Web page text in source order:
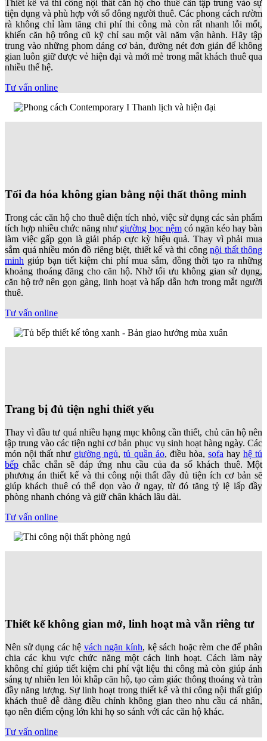
Thiết kế và thi công nội thất căn hộ cho thuê cần tập trung vào sự
tiện dụng và phù hợp với số đông người thuê. Các phong cách rườm
rà không chỉ làm tăng chi phí thi công mà còn rất nhanh lỗi mốt,
khiến căn hộ trông cũ kỹ chỉ sau một vài năm vận hành. Hãy tập
trung vào những phom dáng cơ bản, đường nét đơn giản để không
gian luôn giữ được vẻ hiện đại và mới mẻ trong mắt khách thuê qua
nhiều thế hệ.
Tư vấn online
Tối đa hóa không gian bằng nội thất thông minh
Trong các căn hộ cho thuê diện tích nhỏ, việc sử dụng các sản phẩm
tích hợp nhiều chức năng như giường bọc nệmcó ngăn kéo hay bàn
làm việc gấp gọn là giải pháp cực kỳ hiệu quả. Thay vì phải mua
sắm quá nhiều món đồ riêng biệt, thiết kế và thi công nội thất thông
minh giúp bạn tiết kiệm chi phí mua sắm, đồng thời tạo ra những
khoảng thoáng đãng cho căn hộ. Nhờ tối ưu không gian sử dụng,
căn hộ trở nên gọn gàng, linh hoạt và hấp dẫn hơn trong mắt người
thuê.
Tư vấn online
Trang bị đủ tiện nghi thiết yếu
Thay vì đầu tư quá nhiều hạng mục không cần thiết, chủ căn hộ nên
tập trung vào các tiện nghi cơ bản phục vụ sinh hoạt hàng ngày. Các
món nội thất như giường ngủ,tủ quần áo, điều hòa, sofa hay hệ tủ
bếp chắc chắn sẽ đáp ứng nhu cầu của đa số khách thuê. Một
phương án thiết kế và thi công nội thất đầy đủ tiện ích cơ bản sẽ
giúp khách thuê có thể dọn vào ở ngay, từ đó tăng tỷ lệ lấp đầy
phòng nhanh chóng và giữ chân khách lâu dài.
Tư vấn online
Thiết kế không gian mở, linh hoạt mà vẫn riêng tư
Nên sử dụng các hệ vách ngăn kính, kệ sách hoặc rèm che để phân
chia các khu vực chức năng một cách linh hoạt. Cách làm này
không chỉ giúp tiết kiệm chi phí vật liệu thi công mà còn giúp ánh
sáng tự nhiên len lỏi khắp căn hộ, tạo cảm giác thông thoáng và tràn
đầy năng lượng. Sự linh hoạt trong thiết kế và thi công nội thất giúp
khách thuê dễ dàng điều chỉnh không gian theo nhu cầu cá nhân,
tạo nên điểm cộng lớn khi họ so sánh với các căn hộ khác.
Tư vấn online